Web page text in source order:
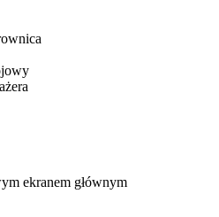
ekranem głównym